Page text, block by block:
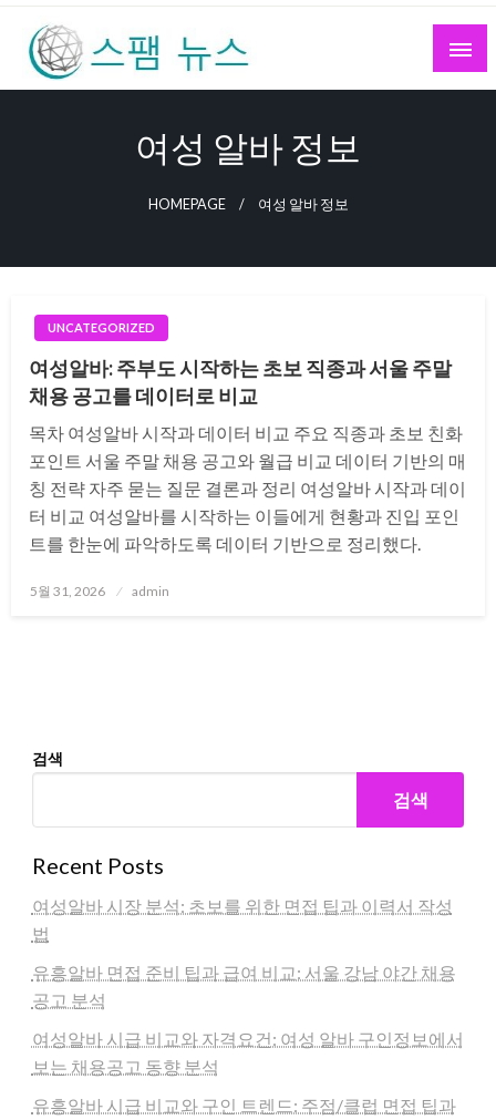
Skip
content
여성 알바 정보
HOMEPAGE 여성 알바 정보
UNCATEGORIZED
여성알바: 주부도 시작하는 초보 직종과 서울 주말
채용 공고를 데이터로 비교
목차 여성알바 시작과 데이터 비교 주요 직종과 초보 친화
포인트 서울 주말 채용 공고와 월급 비교 데이터 기반의 매
칭 전략 자주 묻는 질문 결론과 정리 여성알바 시작과 데이
터 비교 여성알바를 시작하는 이들에게 현황과 진입 포인
트를 한눈에 파악하도록 데이터 기반으로 정리했다.
Posted
5월 31, 2026 admin
검색
검색
Recent Posts
여성알바 시장 분석: 초보를 위한 면접 팁과 이력서 작성
법
유흥알바 면접 준비 팁과 급여 비교: 서울 강남 야간 채용
공고 분석
여성알바 시급 비교와 자격요건: 여성 알바 구인정보에서
보는 채용공고 동향 분석
유흥알바 시급 비교와 구인 트렌드: 주점/클럽 면접 팁과